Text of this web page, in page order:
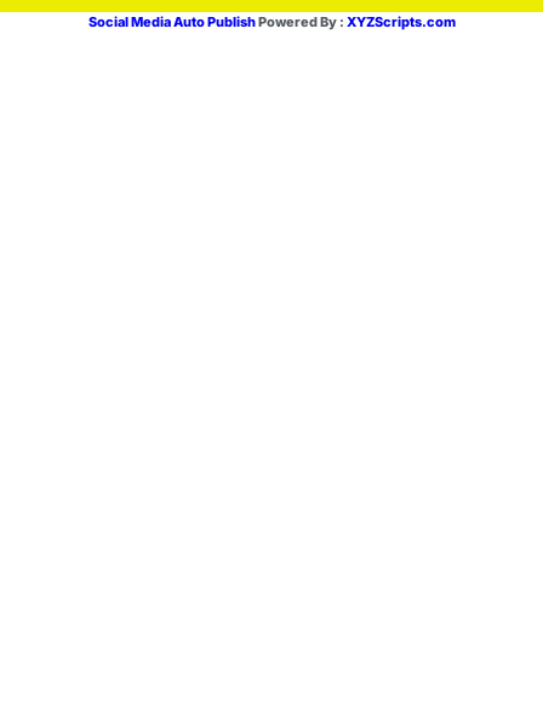
Social Media Auto PublishPowered By : XYZScripts.com